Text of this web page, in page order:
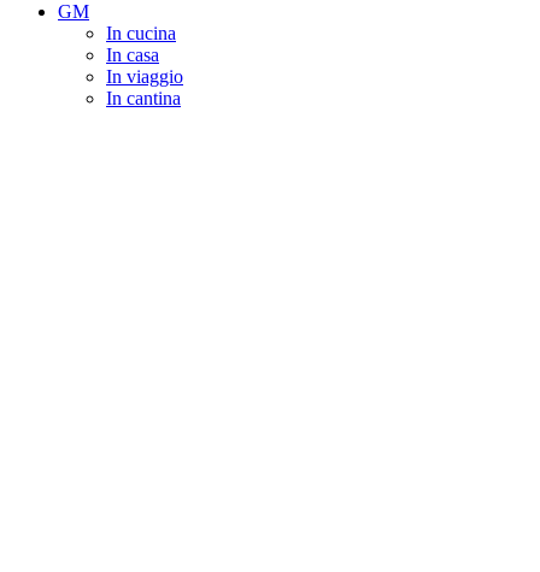
GM
In cucina
In casa
In viaggio
In cantina